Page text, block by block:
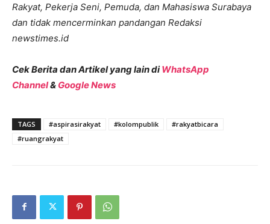
Rakyat, Pekerja Seni, Pemuda, dan Mahasiswa Surabaya
dan tidak mencerminkan pandangan Redaksi
newstimes.id
Cek Berita dan Artikel yang lain diWhatsApp
Channel& Google News
TAGS #aspirasirakyat #kolompublik
#rakyatbicara
#ruangrakyat